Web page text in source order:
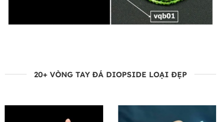
20+ VÒNG TAY ĐÁ DIOPSIDE LOẠI ĐẸP